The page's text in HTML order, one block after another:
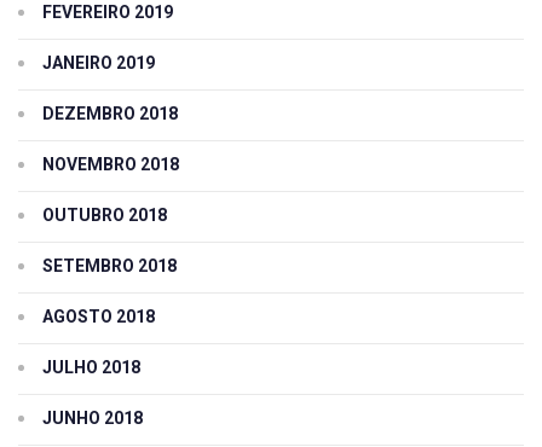
FEVEREIRO 2019
JANEIRO 2019
DEZEMBRO 2018
NOVEMBRO 2018
OUTUBRO 2018
SETEMBRO 2018
AGOSTO 2018
JULHO 2018
JUNHO 2018